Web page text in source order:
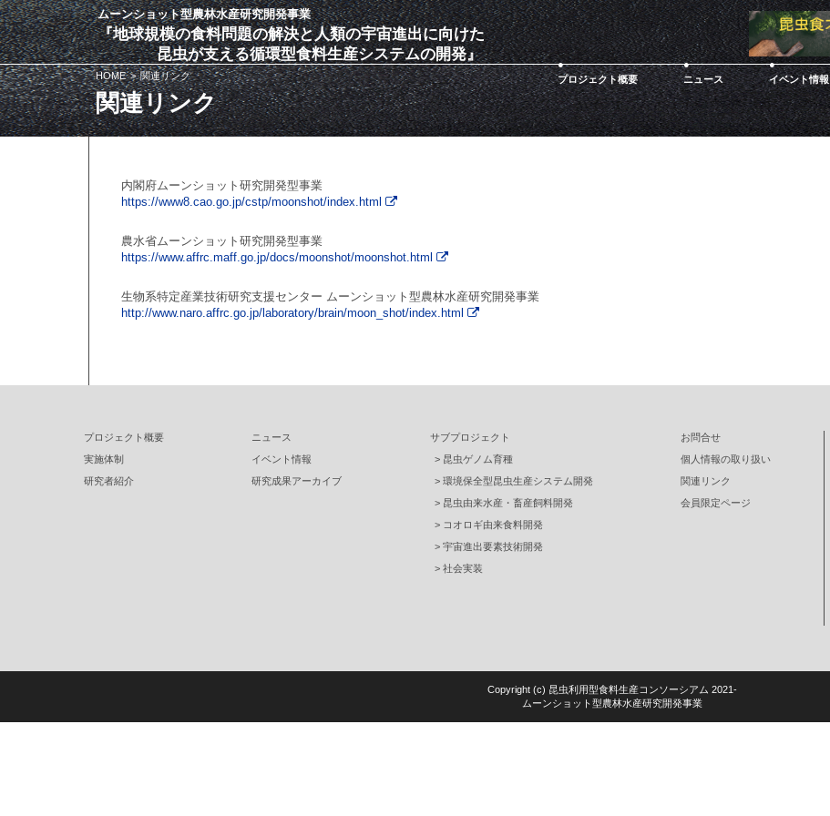
ムーンショット型農林水産研究開発事業
『地球規模の食料問題の解決と人類の宇宙進出に向けた
昆虫が支える循環型食料生産システムの開発』
プロジェクト概要 ニュース イベント情報
HOME 関連リンク
関連リンク
内閣府ムーンショット研究開発型事業
https://www8.cao.go.jp/cstp/moonshot/index.html
農水省ムーンショット研究開発型事業
https://www.affrc.maff.go.jp/docs/moonshot/moonshot.html
生物系特定産業技術研究支援センター ムーンショット型農林水産研究開発事業
http://www.naro.affrc.go.jp/laboratory/brain/moon_shot/index.html
プロジェクト概要
実施体制
研究者紹介
ニュース
イベント情報
研究成果アーカイブ
サブプロジェクト
昆虫ゲノム育種
環境保全型昆虫生産システム開発
昆虫由来水産・畜産飼料開発
コオロギ由来食料開発
宇宙進出要素技術開発
社会実装
お問合せ
個人情報の取り扱い
関連リンク
会員限定ページ
Copyright (c)️ 昆虫利用型食料生産コンソーシアム 2021-
ムーンショット型農林水産研究開発事業